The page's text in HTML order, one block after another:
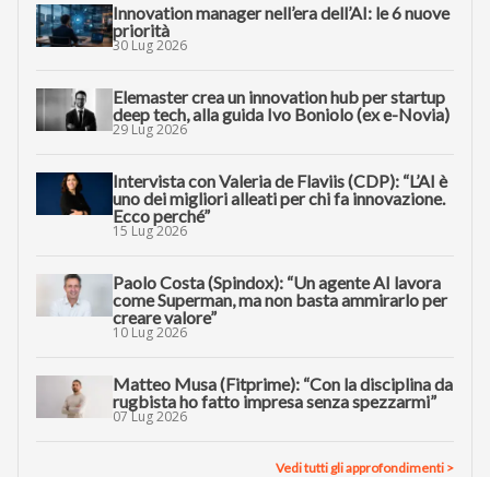
Innovation manager nell’era dell’AI: le 6 nuove
priorità
30 Lug 2026
Elemaster crea un innovation hub per startup
deep tech, alla guida Ivo Boniolo (ex e-Novia)
29 Lug 2026
Intervista con Valeria de Flaviis (CDP): “L’AI è
uno dei migliori alleati per chi fa innovazione.
Ecco perché”
15 Lug 2026
Paolo Costa (Spindox): “Un agente AI lavora
come Superman, ma non basta ammirarlo per
creare valore”
10 Lug 2026
Matteo Musa (Fitprime): “Con la disciplina da
rugbista ho fatto impresa senza spezzarmi”
07 Lug 2026
Vedi tutti gli approfondimenti >